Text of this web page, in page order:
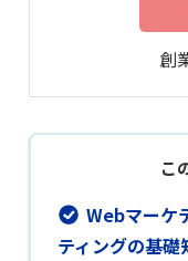
創
こ
Webマーケ
ティングの基